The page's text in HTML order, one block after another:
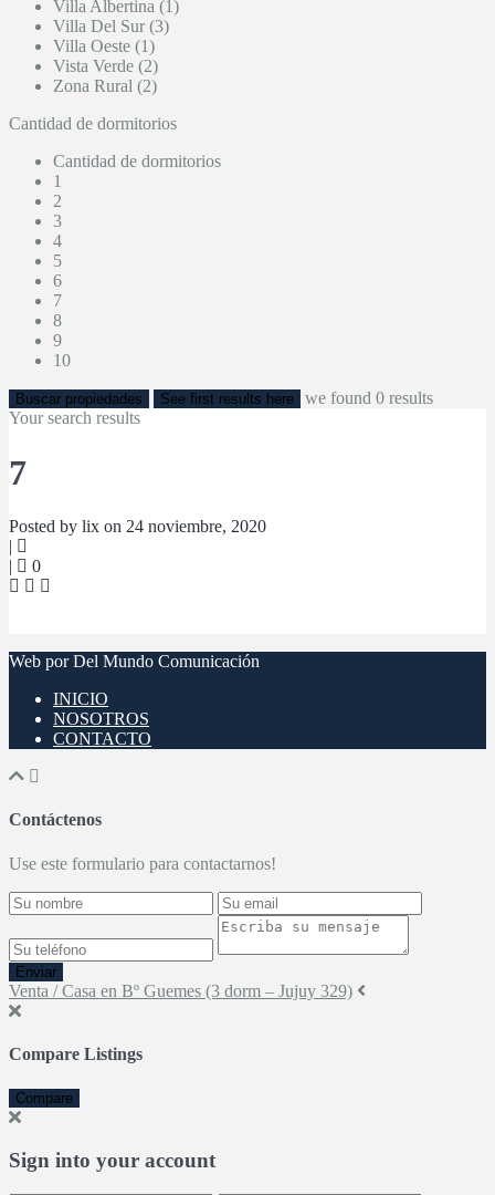
Villa Albertina (1)
Villa Del Sur (3)
Villa Oeste (1)
Vista Verde (2)
Zona Rural (2)
Cantidad de dormitorios
Cantidad de dormitorios
1
2
3
4
5
6
7
8
9
10
Buscar propiedades See first results here we found 0 results
Your search results
7
Posted by lix on 24 noviembre, 2020
|
|
0
Web por Del Mundo Comunicación
INICIO
NOSOTROS
CONTACTO
Contáctenos
Use este formulario para contactarnos!
Enviar
Venta / Casa en Bº Guemes (3 dorm – Jujuy 329)
Compare Listings
Compare
Sign into your account